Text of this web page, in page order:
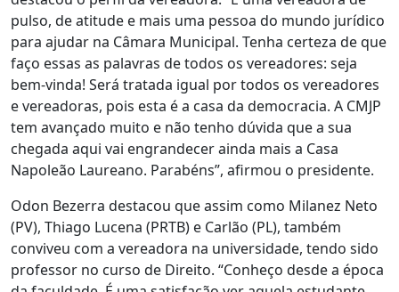
pulso, de atitude e mais uma pessoa do mundo jurídico
para ajudar na Câmara Municipal. Tenha certeza de que
faço essas as palavras de todos os vereadores: seja
bem-vinda! Será tratada igual por todos os vereadores
e vereadoras, pois esta é a casa da democracia. A CMJP
tem avançado muito e não tenho dúvida que a sua
chegada aqui vai engrandecer ainda mais a Casa
Napoleão Laureano. Parabéns”, afirmou o presidente.
Odon Bezerra destacou que assim como Milanez Neto
(PV), Thiago Lucena (PRTB) e Carlão (PL), também
conviveu com a vereadora na universidade, tendo sido
professor no curso de Direito. “Conheço desde a época